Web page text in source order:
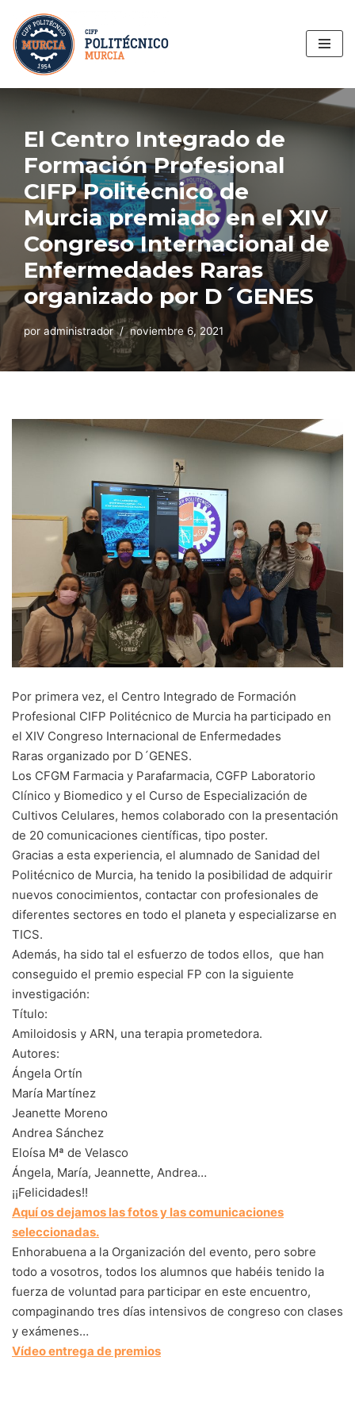
Saltar
al
El Centro Integrado de
Formación Profesional
CIFP Politécnico de
Murcia premiado en el XIV
Congreso Internacional de
Enfermedades Raras
organizado por D´GENES
por administrador noviembre 6, 2021
Por primera vez, el Centro Integrado de Formación
Profesional CIFP Politécnico de Murcia ha participado en
el XIV Congreso Internacional de Enfermedades
Raras organizado por D´GENES.
Los CFGM Farmacia y Parafarmacia, CGFP Laboratorio
Clínico y Biomedico y el Curso de Especialización de
Cultivos Celulares, hemos colaborado con la presentación
de 20 comunicaciones científicas, tipo poster.
Gracias a esta experiencia, el alumnado de Sanidad del
Politécnico de Murcia, ha tenido la posibilidad de adquirir
nuevos conocimientos, contactar con profesionales de
diferentes sectores en todo el planeta y especializarse en
TICS.
Además, ha sido tal el esfuerzo de todos ellos, que han
conseguido el premio especial FP con la siguiente
investigación:
Título:
Amiloidosis y ARN, una terapia prometedora.
Autores:
Ángela Ortín
María Martínez
Jeanette Moreno
Andrea Sánchez
Eloísa Mª de Velasco
Ángela, María, Jeannette, Andrea…
¡¡Felicidades!!
Aquí os dejamos las fotos y las comunicaciones
seleccionadas.
Enhorabuena a la Organización del evento, pero sobre
todo a vosotros, todos los alumnos que habéis tenido la
fuerza de voluntad para participar en este encuentro,
compaginando tres días intensivos de congreso con clases
y exámenes…
Vídeo entrega de premios